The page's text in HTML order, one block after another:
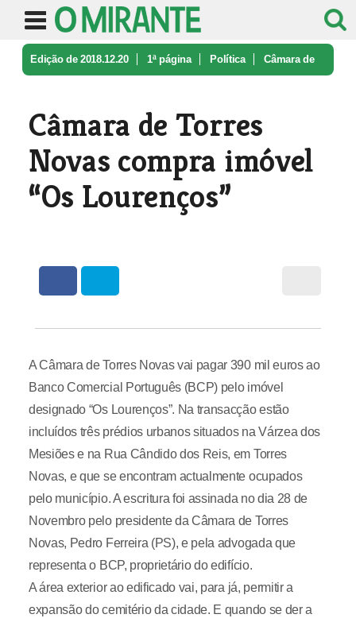
Edição de 2018.12.20 1ª página Política Câmara de
Câmara de Torres
Novas compra imóvel
“Os Lourenços”
A Câmara de Torres Novas vai pagar 390 mil euros ao
Banco Comercial Português (BCP) pelo imóvel
designado “Os Lourenços”. Na transacção estão
incluídos três prédios urbanos situados na Várzea dos
Mesiões e na Rua Cândido dos Reis, em Torres
Novas, e que se encontram actualmente ocupados
pelo município. A escritura foi assinada no dia 28 de
Novembro pelo presidente da Câmara de Torres
Novas, Pedro Ferreira (PS), e pela advogada que
representa o BCP, proprietário do edifício.
A área exterior ao edificado vai, para já, permitir a
expansão do cemitério da cidade. E quando se der a